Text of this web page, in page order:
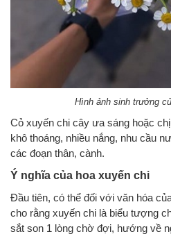
Hình ảnh sinh trưởng
Cỏ xuyến chi cây ưa sáng hoặc
khô thoáng, nhiều nắng, nhu cầu
các đoạn thân, cành.
Ý nghĩa của hoa xuyến chi
Đầu tiên, có thể đối với văn hóa
cho rằng xuyến chi là biểu tượng
sắt son 1 lòng chờ đợi, hướng về